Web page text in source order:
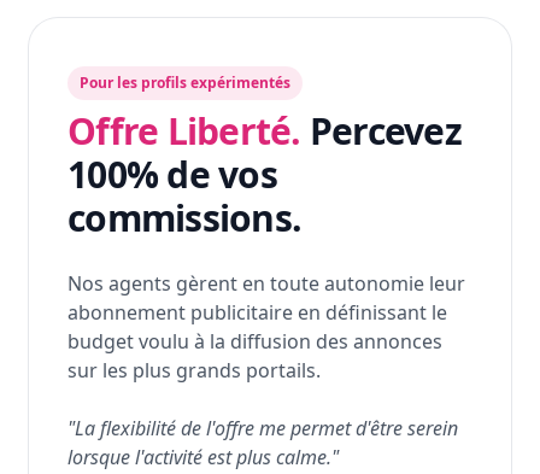
Pour les profils expérimentés
Offre Liberté. Percevez
100% de vos
commissions.
Nos agents gèrent en toute autonomie leur
abonnement publicitaire en définissant le
budget voulu à la diffusion des annonces
sur les plus grands portails.
"La flexibilité de l'offre me permet d'être serein
lorsque l'activité est plus calme."